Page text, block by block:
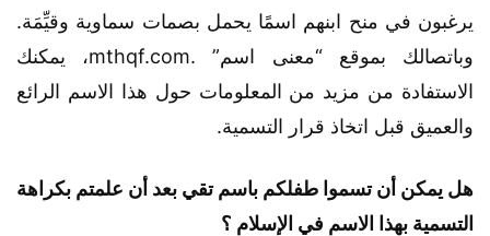
يرغبون في منح ابنهم اسمًا يحمل بصمات سماوية وقيِّمَة.
وباتصالك بموقع “معنى اسم” .mthqf.com، يمكنك
الاستفادة من مزيد من المعلومات حول هذا الاسم الرائع
والعميق قبل اتخاذ قرار التسمية.
هل يمكن أن تسموا طفلكم باسم تقي بعد أن علمتم بكراهة
التسمية بهذا الاسم في الإسلام ؟